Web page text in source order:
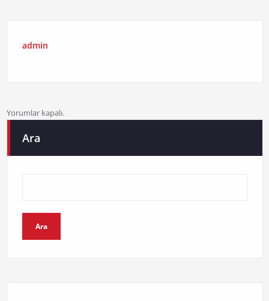
admin
Yorumlar kapalı.
Ara
Ara